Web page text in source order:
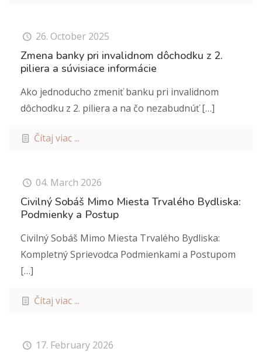
26. October 2025
Zmena banky pri invalidnom dôchodku z 2.
piliera a súvisiace informácie
Ako jednoducho zmeniť banku pri invalidnom
dôchodku z 2. piliera a na čo nezabudnúť[…]
Čítaj viac ...
04. March 2026
Civilný Sobáš Mimo Miesta Trvalého Bydliska:
Podmienky a Postup
Civilný Sobáš Mimo Miesta Trvalého Bydliska:
Kompletný Sprievodca Podmienkami a Postupom
[…]
Čítaj viac ...
17. February 2026